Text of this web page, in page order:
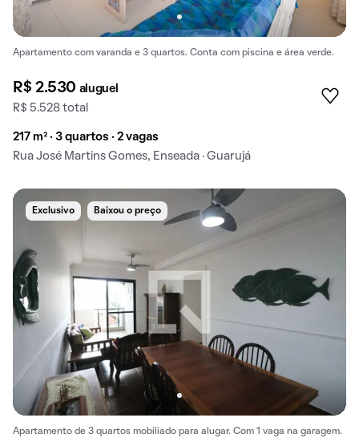
Apartamento com varanda e 3 quartos. Conta com piscina e área verde.
R$ 2.530 aluguel
R$ 5.528 total
217 m² · 3 quartos · 2 vagas
Rua José Martins Gomes, Enseada · Guarujá
Exclusivo Baixou o preço
Apartamento de 3 quartos mobiliado para alugar. Com 1 vaga na garagem.